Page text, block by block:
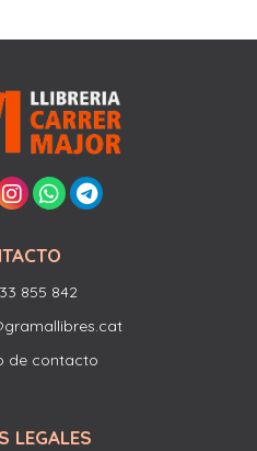
855 842
de contacto
LEGALES